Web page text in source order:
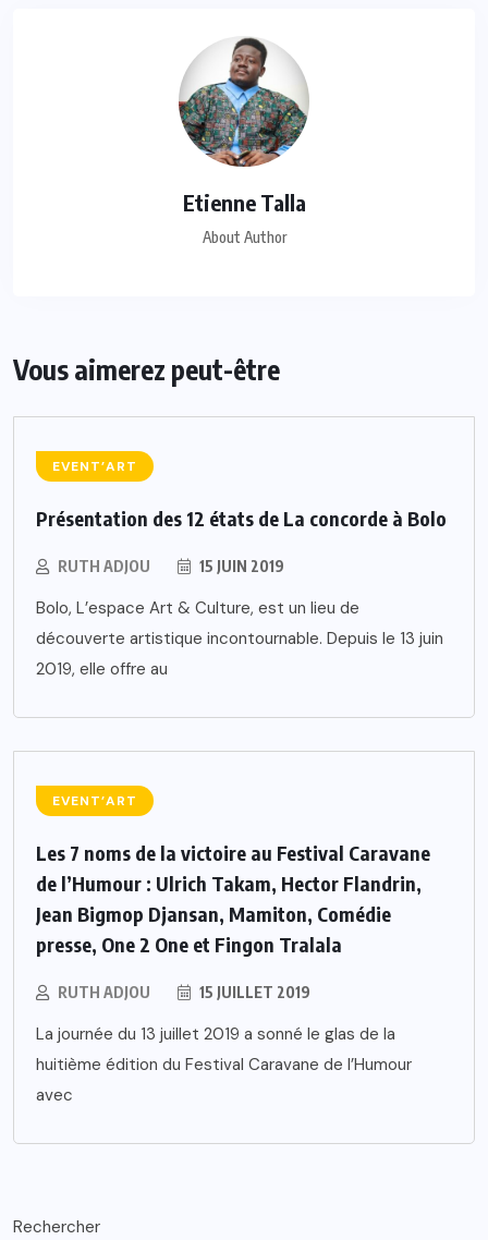
Etienne Talla
About Author
Vous aimerez peut-être
EVENT’ART
Présentation des 12 états de La concorde à Bolo
RUTH ADJOU 15 JUIN 2019
Bolo, L’espace Art & Culture, est un lieu de
découverte artistique incontournable. Depuis le 13 juin
2019, elle offre au
EVENT’ART
Les 7 noms de la victoire au Festival Caravane
de l’Humour : Ulrich Takam, Hector Flandrin,
Jean Bigmop Djansan, Mamiton, Comédie
presse, One 2 One et Fingon Tralala
RUTH ADJOU 15 JUILLET 2019
La journée du 13 juillet 2019 a sonné le glas de la
huitième édition du Festival Caravane de l’Humour
avec
Rechercher